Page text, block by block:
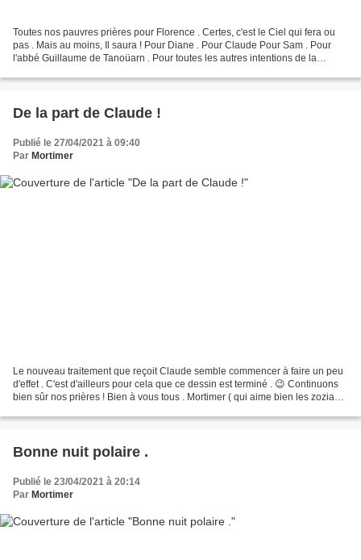
Toutes nos pauvres prières pour Florence . Certes, c'est le Ciel qui fera ou
pas . Mais au moins, Il saura ! Pour Diane . Pour Claude Pour Sam . Pour
l'abbé Guillaume de Tanoüarn . Pour toutes les autres intentions de la
De la part de Claude !
Publié le 27/04/2021 à 09:40
Par Mortimer
Le nouveau traitement que reçoit Claude semble commencer à faire un peu
d'effet . C'est d'ailleurs pour cela que ce dessin est terminé . 😉 Continuons
bien sûr nos prières ! Bien à vous tous . Mortimer ( qui aime bien les zoziaux
Bonne nuit polaire .
Publié le 23/04/2021 à 20:14
Par Mortimer